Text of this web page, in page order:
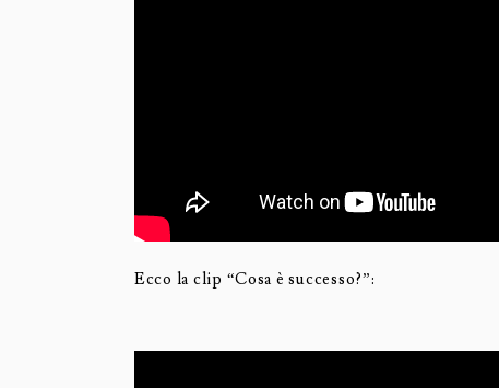
Ecco la clip “Cosa è successo?”: